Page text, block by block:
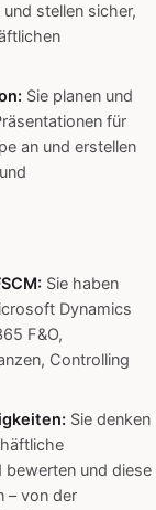
stellen sicher,
Sie planen und
für
an und erstellen
Sie haben
Dynamics
F&O,
Controlling
Sie denken
und diese
– von der